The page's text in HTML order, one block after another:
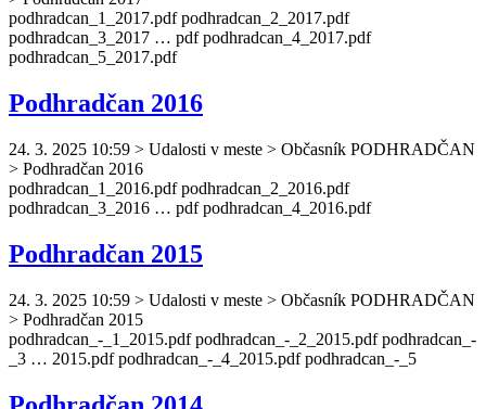
podhradcan _1_2017.pdfpodhradcan _2_2017.pdf
podhradcan _3_2017 … pdfpodhradcan _4_2017.pdf
podhradcan _5_2017.pdf
Podhradčan 2016
24. 3. 2025 10:59 > Udalosti v meste > Občasník PODHRADČAN
> Podhradčan 2016
podhradcan _1_2016.pdfpodhradcan _2_2016.pdf
podhradcan _3_2016 … pdfpodhradcan _4_2016.pdf
Podhradčan 2015
24. 3. 2025 10:59 > Udalosti v meste > Občasník PODHRADČAN
> Podhradčan 2015
podhradcan _-_1_2015.pdfpodhradcan _-_2_2015.pdfpodhradcan _-
_3 … 2015.pdfpodhradcan _-_4_2015.pdfpodhradcan _-_5